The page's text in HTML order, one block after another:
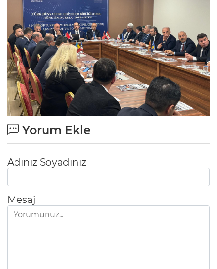
Yorum Ekle
Adınız Soyadınız
Mesaj